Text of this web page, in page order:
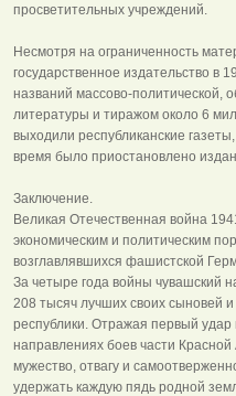
просветительных учреждений.
Несмотря на ограниченность
государственное издательство в
названий массово-политической,
литературы и тиражом около 6
выходили республиканские
время было приостановлено
Заключение.
Великая Отечественная война
экономическим и политическим
возглавлявшихся фашистской
За четыре года войны чувашский
208 тысяч лучших своих сыновей
республики. Отражая первый удар
направлениях боев части
мужество, отвагу и
удержать каждую пядь родной